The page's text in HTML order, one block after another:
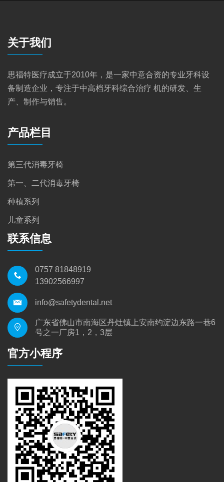
关于我们
思福特医疗成立于2010年，是一家中意合资的专业牙科设
备制造企业，专注于中高档牙科综合治疗 机的研发、生
产、制作与销售。
产品栏目
第三代消毒牙椅
第一、二代消毒牙椅
种植系列
儿童系列
联系信息
0757 81848919
13902566997
info@safetydental.net
广东省佛山市南海区丹灶镇上安南约淀边东路一巷6
号之一厂房1，2，3层
官方小程序